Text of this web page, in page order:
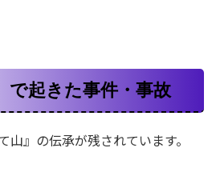
で起きた事件・事故
』の伝承が残されています。